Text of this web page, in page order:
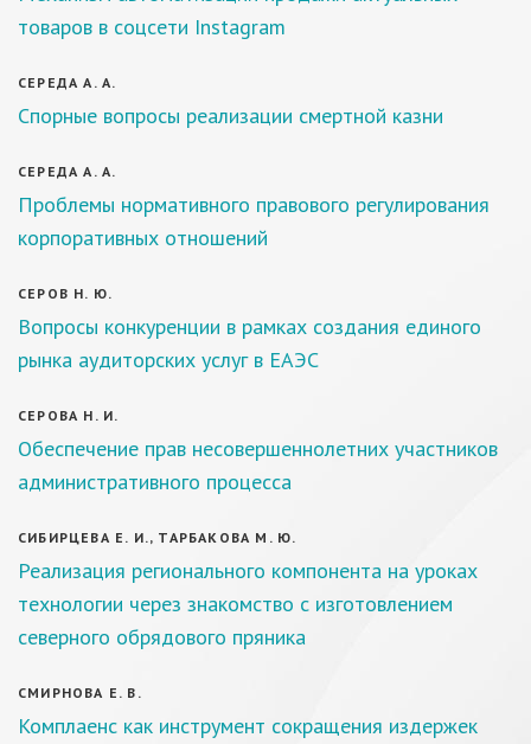
товаров в соцсети Instagram
СЕРЕДА А. А.
Спорные вопросы реализации смертной казни
СЕРЕДА А. А.
Проблемы нормативного правового регулирования
корпоративных отношений
СЕРОВ Н. Ю.
Вопросы конкуренции в рамках создания единого
рынка аудиторских услуг в ЕАЭС
СЕРОВА Н. И.
Обеспечение прав несовершеннолетних участников
административного процесса
СИБИРЦЕВА Е. И., ТАРБАКОВА М. Ю.
Реализация регионального компонента на уроках
технологии через знакомство с изготовлением
северного обрядового пряника
СМИРНОВА Е. В.
Комплаенс как инструмент сокращения издержек